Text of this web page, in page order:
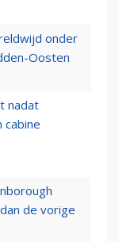
onder
Oosten
nadat
cabine
de vorige